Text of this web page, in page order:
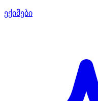
ექიმები